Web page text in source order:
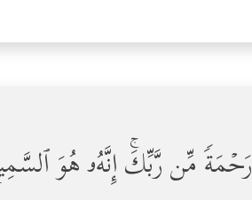
رَحۡمَةࣰ مِّن رَّبِّكَۚ إِنَّهُۥ هُوَ